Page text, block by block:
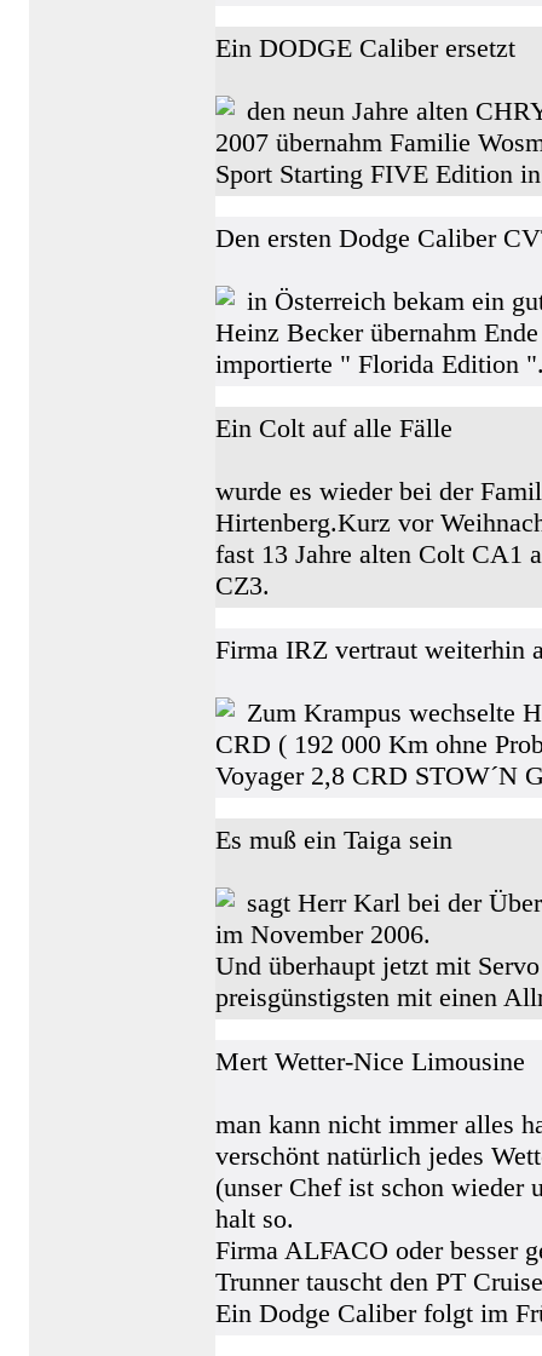
Ein DODGE Caliber ersetzt
den neun Jahre alten
2007 übernahm Familie
Sport Starting FIVE Edition
Den ersten Dodge Caliber
in Österreich bekam ein
Heinz Becker übernahm
importierte " Florida Edition
Ein Colt auf alle Fälle
wurde es wieder bei der
Hirtenberg.Kurz vor
fast 13 Jahre alten Colt CA1
CZ3.
Firma IRZ vertraut weiterhin
Zum Krampus wechselte
CRD ( 192 000 Km ohne
Voyager 2,8 CRD STOW´N
Es muß ein Taiga sein
sagt Herr Karl bei der
im November 2006.
Und überhaupt jetzt mit
preisgünstigsten mit einen
Mert Wetter-Nice Limousine
man kann nicht immer alles
verschönt natürlich jedes
(unser Chef ist schon wieder
halt so.
Firma ALFACO oder besser
Trunner tauscht den PT
Ein Dodge Caliber folgt im